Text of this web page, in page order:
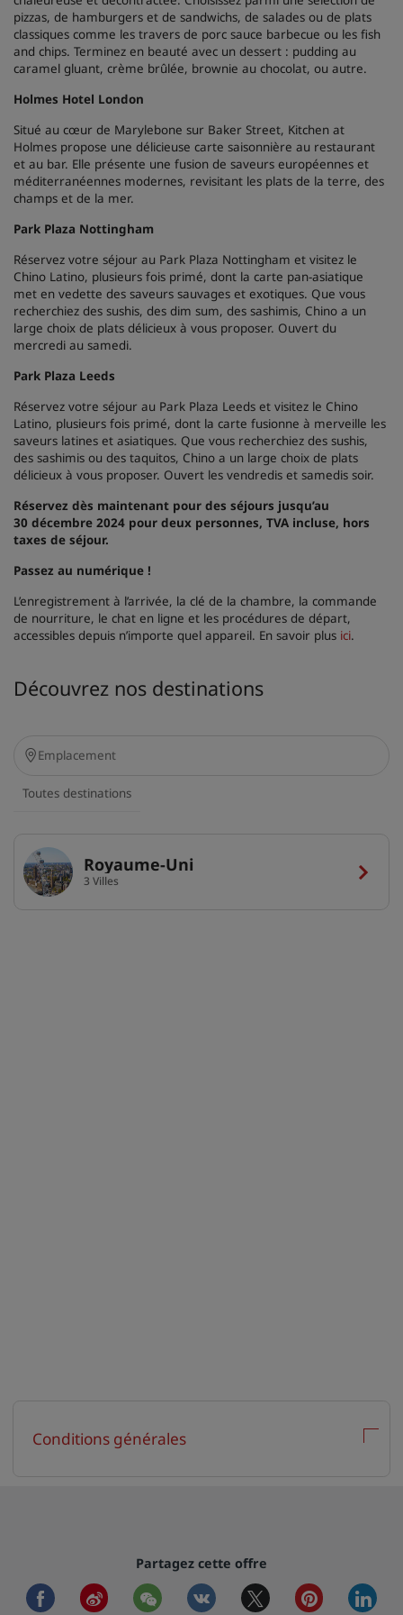
pizzas, de hamburgers et de sandwichs, de salades ou de plats
classiques comme les travers de porc sauce barbecue ou les fish
and chips. Terminez en beauté avec un dessert : pudding au
caramel gluant, crème brûlée, brownie au chocolat, ou autre.
Holmes Hotel London
Situé au cœur de Marylebone sur Baker Street, Kitchen at
Holmes propose une délicieuse carte saisonnière au restaurant
et au bar. Elle présente une fusion de saveurs européennes et
méditerranéennes modernes, revisitant les plats de la terre, des
champs et de la mer.
Park Plaza Nottingham
Réservez votre séjour au Park Plaza Nottingham et visitez le
Chino Latino, plusieurs fois primé, dont la carte pan-asiatique
met en vedette des saveurs sauvages et exotiques. Que vous
recherchiez des sushis, des dim sum, des sashimis, Chino a un
large choix de plats délicieux à vous proposer. Ouvert du
mercredi au samedi.
Park Plaza Leeds
Réservez votre séjour au Park Plaza Leeds et visitez le Chino
Latino, plusieurs fois primé, dont la carte fusionne à merveille les
saveurs latines et asiatiques. Que vous recherchiez des sushis,
des sashimis ou des taquitos, Chino a un large choix de plats
délicieux à vous proposer. Ouvert les vendredis et samedis soir.
Réservez dès maintenant pour des séjours jusqu’au
30 décembre 2024 pour deux personnes, TVA incluse, hors
taxes de séjour.
Passez au numérique !
L’enregistrement à l’arrivée, la clé de la chambre, la commande
de nourriture, le chat en ligne et les procédures de départ,
accessibles depuis n’importe quel appareil. En savoir plus ici.
Découvrez nos destinations
Toutes destinations
Royaume-Uni
3 Villes
Conditions générales
Partagez cette offre
facebookweibo wechat vkontaktetwitter pinterest